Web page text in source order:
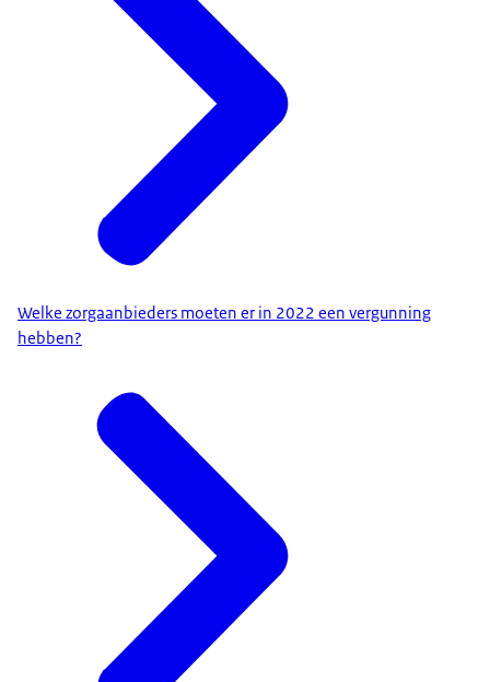
Welke zorgaanbieders moeten er in 2022 een vergunning
hebben?